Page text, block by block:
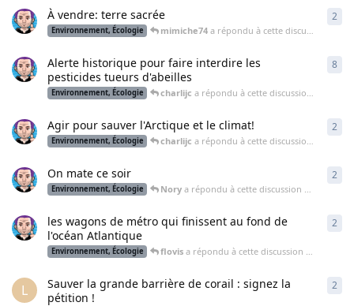
À vendre: terre sacrée
Environnement, Écologie mimiche74 a répondu à cette discussion
2
Alerte historique pour faire interdire les
pesticides tueurs d'abeilles
Environnement, Écologie charlijc a répondu à cette discussion
8
Agir pour sauver l'Arctique et le climat!
Environnement, Écologie charlijc a répondu à cette discussion
2
On mate ce soir
Environnement, Écologie Nory a répondu à cette discussion 9 avr. 2015
2
les wagons de métro qui finissent au fond de
l'océan Atlantique
Environnement, Écologie flovis a répondu à cette discussion 30 janv.
2
L
Sauver la grande barrière de corail : signez la
pétition !
2